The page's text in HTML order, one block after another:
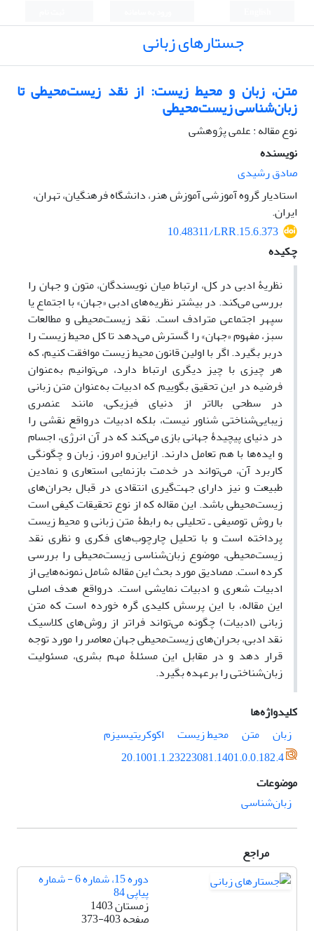
جستارهای زبانی
متن، زبان و محیط زیست: از نقد زیست‌محیطی تا
زبان‌شناسی زیست‌محیطی
نوع مقاله : علمی پژوهشی
نویسنده
صادق رشیدی
استادیار گروه آموزشی آموزش هنر، دانشگاه فرهنگیان، تهران،
ایران.
10.48311/LRR.15.6.373
چکیده
نظریۀ ادبی در کل، ارتباط میان نویسندگان، متون و جهان را
بررسی می‌کند. در بیشتر نظریه‌های ادبی «جهان» با اجتماع یا
سپهر اجتماعی مترادف است. نقد زیست‌محیطی و مطالعات
سبز، مفهوم «جهان» را گسترش می‌دهد تا کل محیط ‌زیست را
دربر بگیرد. اگر با اولین قانون محیط زیست موافقت کنیم، که
هر چیزی با چیز دیگری ارتباط دارد، می‌توانیم به‌عنوان
فرضیه در این تحقیق بگوییم که ادبیات به‌عنوان متن زبانی
در سطحی بالاتر از دنیای فیزیکی، مانند عنصری
زیبایی‌شناختی شناور نیست، بلکه ادبیات درواقع نقشی را
در دنیای پیچیدۀ جهانی بازی می‌کند که در آن انرژی، اجسام
و ایده‌ها با هم تعامل دارند. ازاین‌رو امروز، زبان و چگونگی
کاربرد آن، می‌تواند در خدمت بازنمایی استعاری و نمادین
طبیعت و نیز دارای جهت‌گیری انتقادی در قبال بحران‌های
زیست‌محیطی باشد. این مقاله که از نوع تحقیقات کیفی است
با روش توصیفی ـ تحلیلی به رابطۀ متن زبانی و محیط زیست
پرداخته است و با تحلیل چارچوب‌های فکری و نظری نقد
زیست‌محیطی، موضوع زبان‌شناسی زیست‌محیطی را بررسی
کرده‌ ‌است. مصادیق مورد بحث این مقاله شامل نمونه‌هایی از
ادبیات شعری و ادبیات نمایشی است. درواقع هدف اصلی
این مقاله، با این پرسش کلیدی گره خورده است که متن
زبانی (ادبیات) چگونه می‌تواند فراتر از روش‌های کلاسیک
نقد ادبی، بحران‌های زیست‌محیطی جهان معاصر را مورد توجه
قرار دهد و در مقابل این مسئلۀ مهم بشری، مسئولیت
زبان‌شناختی را برعهده بگیرد.
کلیدواژه‌ها
زبان
متن محیط زیست
اکوکریتیسیزم
20.1001.1.23223081.1401.0.0.182.4
موضوعات
زبان‌شناسی
مراجع
دوره 15، شماره 6 - شماره
پیاپی 84
زمستان 1403
صفحه373-403